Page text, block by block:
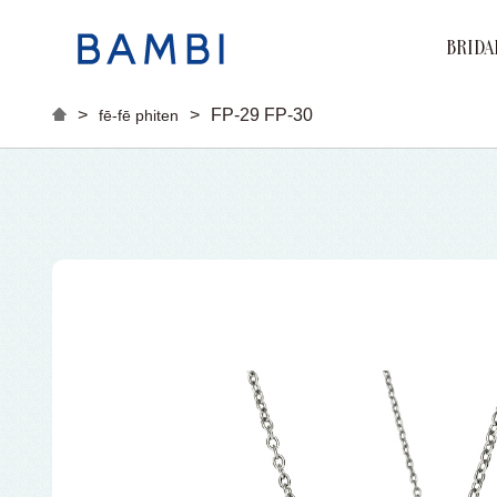
> fē-fē phiten > FP-29 FP-30